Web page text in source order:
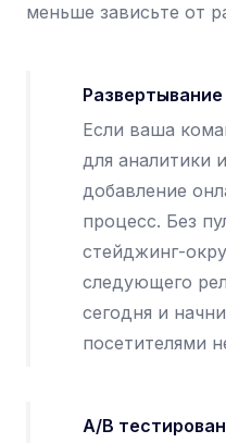
меньше зависьте от
Если ваша
для аналитики
добавление
процесс. Без
стейджинг-
следующего
сегодня и
посетителями
A/B